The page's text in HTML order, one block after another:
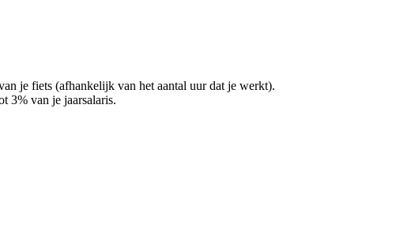
je fiets (afhankelijk van het aantal uur dat je werkt).
3% van je jaarsalaris.